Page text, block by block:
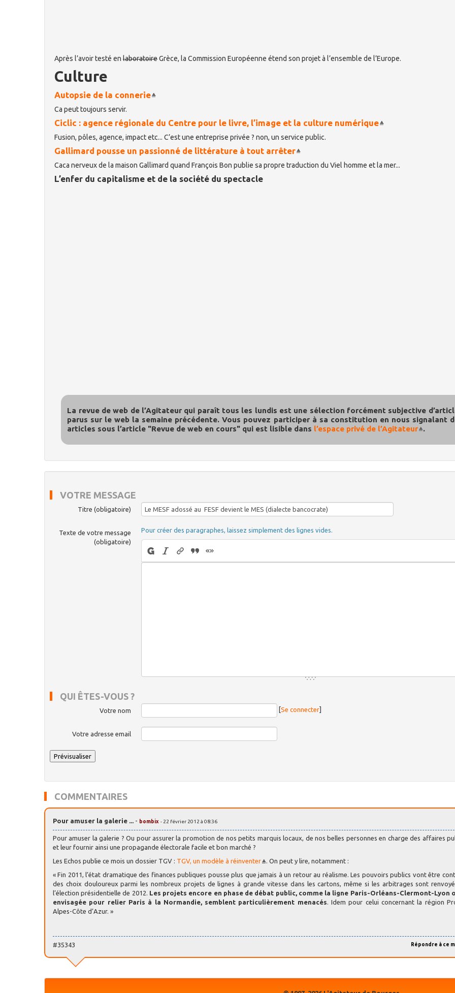
Après l’avoir testé en laboratoireGrèce, la Commission Européenne étend son projet à l’ensemble de l’Europe.
Culture
Autopsie de la connerie
Ca peut toujours servir.
Ciclic : agence régionale du Centre pour le livre, l’image et la culture numérique
Fusion, pôles, agence, impact etc... C’est une entreprise privée ? non, un service public.
Gallimard pousse un passionné de littérature à tout arrêter
Caca nerveux de la maison Gallimard quand François Bon publie sa propre traduction du Viel homme et la mer...
L’enfer du capitalisme et de la société du spectacle
La revue de web de l’Agitateur qui paraît tous les lundis est une sélection forcément subjective
parus sur le web la semaine précédente. Vous pouvez participer à sa constitution en nous signalant
articles sous l’article "Revue de web en cours" qui est lisible dans l’espace privé de l’Agitateur .
VOTRE MESSAGE
Titre (obligatoire)
Texte de votre message
(obligatoire)
Pour créer des paragraphes, laissez simplement des lignes vides.
QUI ÊTES-VOUS ?
Votre nom [Se connecter]
Votre adresse email
COMMENTAIRES
Pour amuser la galerie ... - bombix - 22 février 2012 à 08:36
Pour amuser la galerie ? Ou pour assurer la promotion de nos petits marquis locaux, de nos belles personnes en charge des affaires
et leur fournir ainsi une propagande électorale facile et bon marché ?
Les Echos publie ce mois un dossier TGV : TGV, un modèle à réinventer
. On peut y lire, notamment :
« Fin 2011, l’état dramatique des finances publiques pousse plus que jamais à un retour au réalisme. Les pouvoirs publics vont être
des choix douloureux parmi les nombreux projets de lignes à grande vitesse dans les cartons, même si les arbitrages sont
l’élection présidentielle de 2012. Les projets encore en phase de débat public, comme la ligne Paris-Orléans-Clermont-Lyon
envisagée pour relier Paris à la Normandie, semblent particulièrement menacés. Idem pour celui concernant la région
Alpes-Côte d’Azur. »
Répondre à ce
#35343